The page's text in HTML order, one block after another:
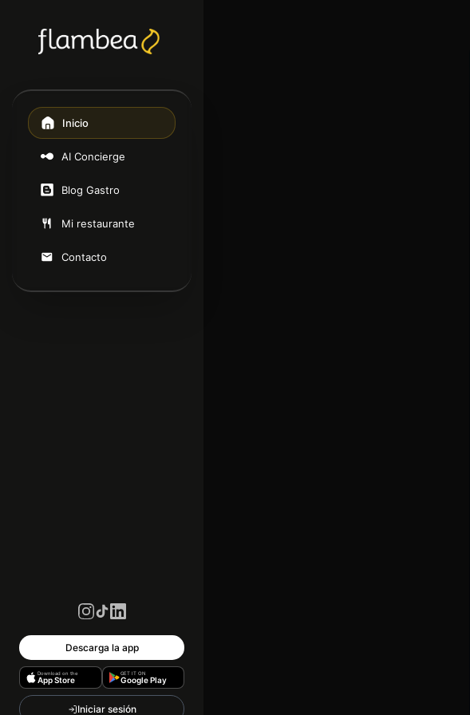
Inicio
AI Concierge
Blog Gastro
Mi restaurante
Contacto
Descarga la app
Download on the
App Store
GET IT ON
Google Play
Iniciar sesión